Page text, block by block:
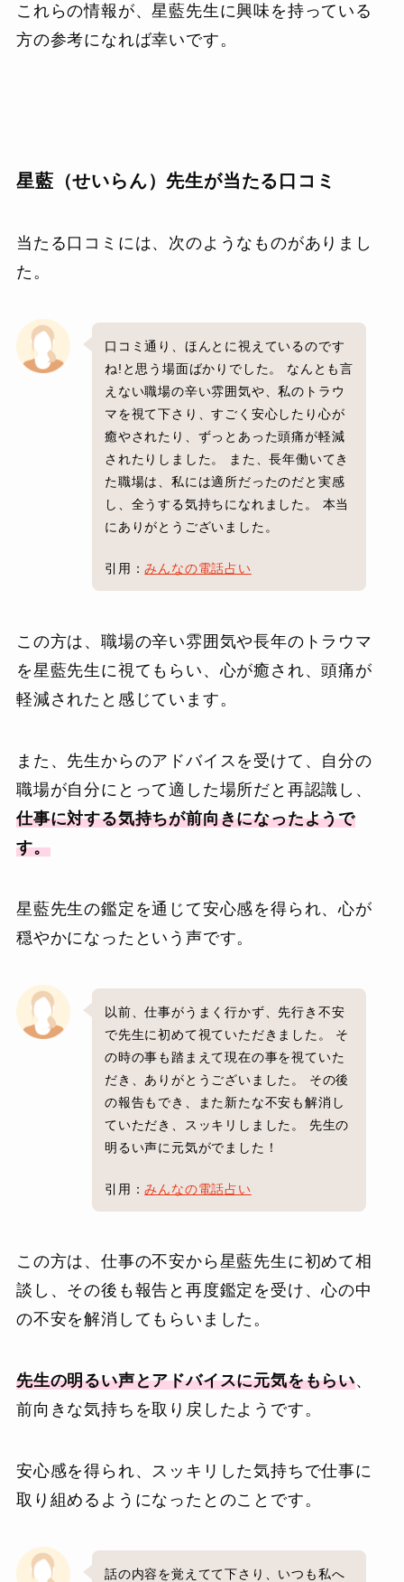
これらの情報が、星藍先生に興味を持っている
方の参考になれば幸いです。
星藍（せいらん）先生が当たる口コミ
当たる口コミには、次のようなものがありまし
た。
口コミ通り、ほんとに視えているのです
ね!と思う場面ばかりでした。 なんとも言
えない職場の辛い雰囲気や、私のトラウ
マを視て下さり、すごく安心したり心が
癒やされたり、ずっとあった頭痛が軽減
されたりしました。 また、長年働いてき
た職場は、私には適所だったのだと実感
し、全うする気持ちになれました。 本当
にありがとうございました。
引用：みんなの電話占い
この方は、職場の辛い雰囲気や長年のトラウマ
を星藍先生に視てもらい、心が癒され、頭痛が
軽減されたと感じています。
また、先生からのアドバイスを受けて、自分の
職場が自分にとって適した場所だと再認識し、
仕事に対する気持ちが前向きになったようで
す。
星藍先生の鑑定を通じて安心感を得られ、心が
穏やかになったという声です。
以前、仕事がうまく行かず、先行き不安
で先生に初めて視ていただきました。 そ
の時の事も踏まえて現在の事を視ていた
だき、ありがとうございました。 その後
の報告もでき、また新たな不安も解消し
ていただき、スッキリしました。 先生の
明るい声に元気がでました！
引用：みんなの電話占い
この方は、仕事の不安から星藍先生に初めて相
談し、その後も報告と再度鑑定を受け、心の中
の不安を解消してもらいました。
先生の明るい声とアドバイスに元気をもらい、
前向きな気持ちを取り戻したようです。
安心感を得られ、スッキリした気持ちで仕事に
取り組めるようになったとのことです。
話の内容を覚えてて下さり、いつも私へ